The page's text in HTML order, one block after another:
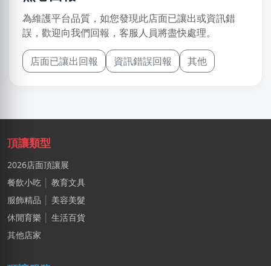
為維護平台品質，如您發現此店面已讓出或資訊錯
誤，歡迎向我們回報，客服人員將盡快處理。
店面已讓出回報 資訊錯誤回報 其他
頂讓類型
2026店面頂讓展
餐飲小吃
教育文具
服飾精品
美容美髮
休閒育樂
生活百貨
其他店家